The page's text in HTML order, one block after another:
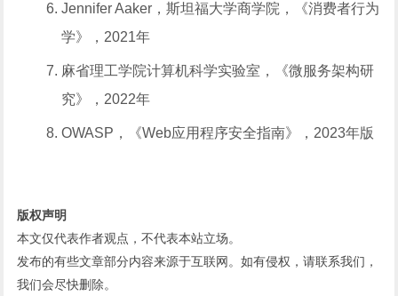
Jennifer Aaker，斯坦福大学商学院，《消费者行为
学》，2021年
麻省理工学院计算机科学实验室，《微服务架构研
究》，2022年
OWASP，《Web应用程序安全指南》，2023年版
版权声明
本文仅代表作者观点，不代表本站立场。
发布的有些文章部分内容来源于互联网。如有侵权，请联系我们，
我们会尽快删除。